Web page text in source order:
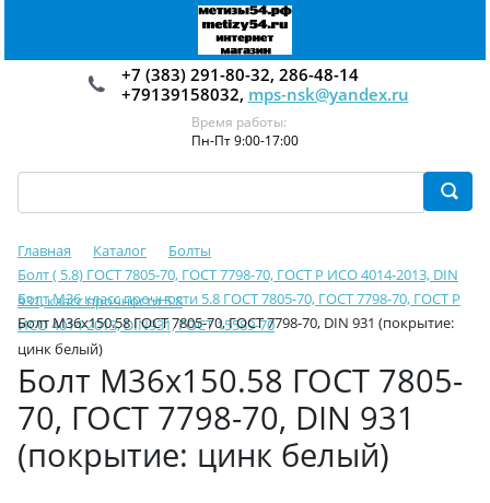
+7 (383) 291-80-32, 286-48-14
+79139158032, mps-nsk@yandex.ru
Время работы:
Пн-Пт 9:00-17:00
Главная Каталог
Болты
Болт ( 5.8) ГОСТ 7805-70, ГОСТ 7798-70, ГОСТ Р ИСО 4014-2013, DIN
931, класс прочности 5.8
Болт М36 класс прочности 5.8 ГОСТ 7805-70, ГОСТ 7798-70, ГОСТ Р
ИСО 4014-2013, DIN931, ГОСТ 15589-70
Болт М36х150.58 ГОСТ 7805-70, ГОСТ 7798-70, DIN 931 (покрытие:
цинк белый)
Болт М36х150.58 ГОСТ 7805-
70, ГОСТ 7798-70, DIN 931
(покрытие: цинк белый)